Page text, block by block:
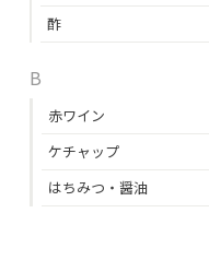
酢
B
赤ワイン
ケチャップ
はちみつ・醤油